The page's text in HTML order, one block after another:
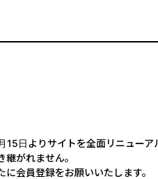
15日よりサイトを全面リニューア
がれません。
会員登録をお願いいたします。